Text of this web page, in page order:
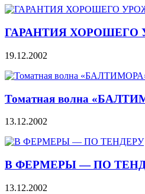
ГАРАНТИЯ ХОРОШЕГО
19.12.2002
Томатная волна
13.12.2002
В ФЕРМЕРЫ — ПО
13.12.2002